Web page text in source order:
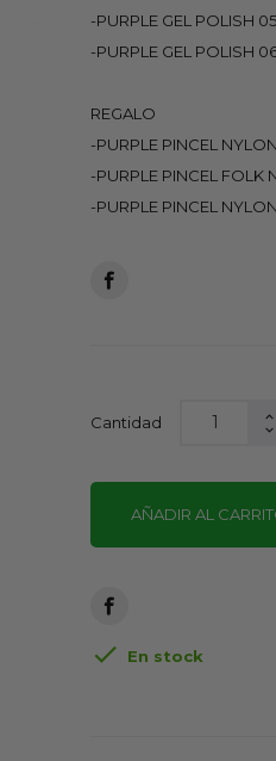
-PURPLE GEL POLISH
-PURPLE GEL POLISH
REGALO
-PURPLE PINCEL
-PURPLE PINCEL FOLK
-PURPLE PINCEL
Cantidad
AÑADIR AL
 En stock